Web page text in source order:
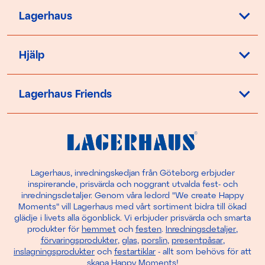
Lagerhaus
Hjälp
Lagerhaus Friends
Lagerhaus, inredningskedjan från Göteborg erbjuder
inspirerande, prisvärda och noggrant utvalda fest- och
inredningsdetaljer. Genom våra ledord "We create Happy
Moments" vill Lagerhaus med vårt sortiment bidra till ökad
glädje i livets alla ögonblick. Vi erbjuder prisvärda och smarta
produkter för hemmet och festen. Inredningsdetaljer,
förvaringsprodukter, glas, porslin, presentpåsar,
inslagningsprodukter och festartiklar - allt som behövs för att
skapa Happy Moments!